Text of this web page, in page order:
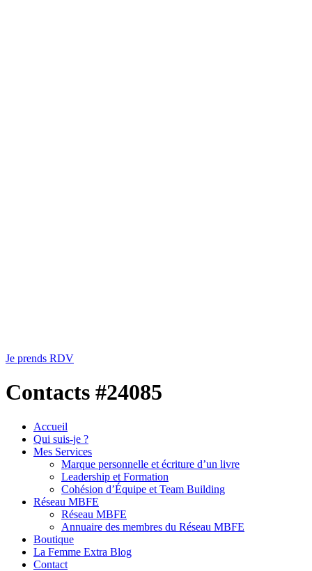
Je prends RDV
Contacts #24085
Accueil
Qui suis-je ?
Mes Services
Marque personnelle et écriture d’un livre
Leadership et Formation
Cohésion d’Équipe et Team Building
Réseau MBFE
Réseau MBFE
Annuaire des membres du Réseau MBFE
Boutique
La Femme Extra Blog
Contact